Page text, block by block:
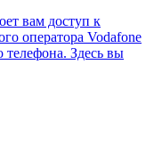
вам доступ к
оператора Vodafone
телефона. Здесь вы